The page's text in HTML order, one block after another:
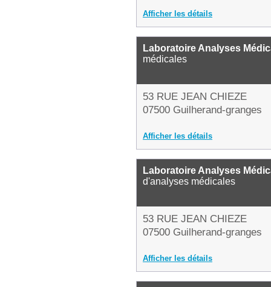
Afficher les détails
Laboratoire Analyses
médicales
53 RUE JEAN CHIEZE
07500 Guilherand-granges
Afficher les détails
Laboratoire Analyses
d'analyses médicales
53 RUE JEAN CHIEZE
07500 Guilherand-granges
Afficher les détails